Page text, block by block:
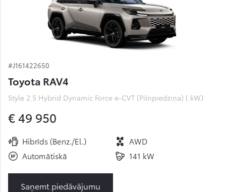
#J161422650
Toyota RAV4
Style 2.5 Hybrid Dynamic Force e-CVT (Pilnpiedziņa) ( kW)
€ 49 950
Hibrīds (Benz./El.)
AWD
Automātiskā
141 kW
Saņemt piedāvājumu